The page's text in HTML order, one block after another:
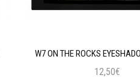
W7 ON THE ROCKS
12,50€